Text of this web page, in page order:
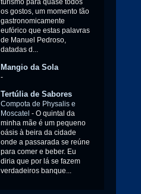
turismo para quase todos
os gostos, um momento tão
gastronomicamente
eufórico que estas palavras
de Manuel Pedroso,
datadas d...
Mangio da Sola
-
Tertúlia de Sabores
Compota de Physalis e
Moscatel - O quintal da
minha mãe é um pequeno
oásis à beira da cidade
onde a passarada se reúne
para comer e beber. Eu
diria que por lá se fazem
verdadeiros banque...